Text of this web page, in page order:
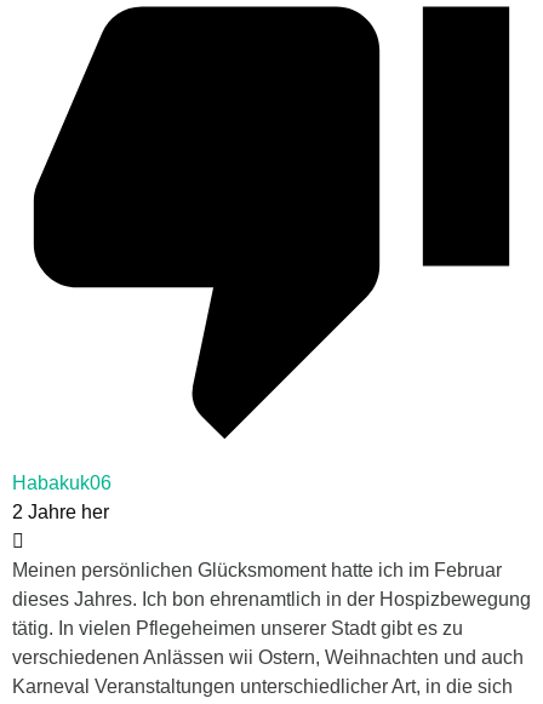
Habakuk06
2 Jahre her
Meinen persönlichen Glücksmoment hatte ich im Februar
dieses Jahres. Ich bon ehrenamtlich in der Hospizbewegung
tätig. In vielen Pflegeheimen unserer Stadt gibt es zu
verschiedenen Anlässen wii Ostern, Weihnachten und auch
Karneval Veranstaltungen unterschiedlicher Art, in die sich